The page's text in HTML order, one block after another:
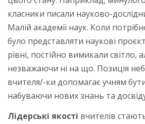
класники писали науково-
Малій академії наук. Коли
було представляти наукові
рівні, постійно вимикали світло,
незважаючи ні на що. Позиція
вчителя/-ки допомагає учням
набуваючи нових знань та
Лідерські якості вчителів